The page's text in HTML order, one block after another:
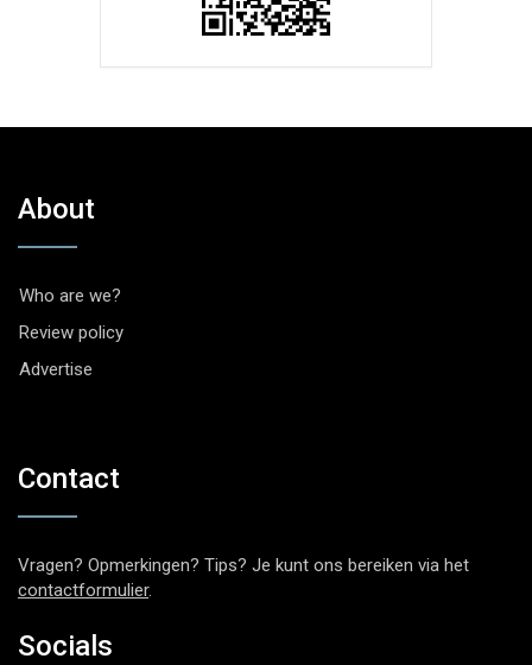
About
Who are we?
Review policy
Advertise
Contact
Vragen? Opmerkingen? Tips? Je kunt ons bereiken via het
contactformulier.
Socials